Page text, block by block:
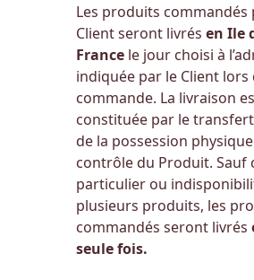
Les produits commandés
Client seront livrésen Ile
France le jour choisi à
indiquée par le Client lors
commande. La livraison
constituée par le
de la possession
contrôle du Produit. Sauf
particulier ou
plusieurs produits, les
commandés seront livrés
seule fois.